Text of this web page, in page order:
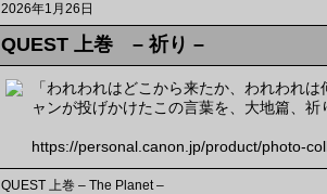
2026年1月26日
QUEST 上巻 – 祈り –
「われわれはどこから来たか、われわれ
ャンが投げかけたこの言葉を、大地篇、
https://personal.canon.jp/product/photo-
QUEST 上巻 – The Planet –